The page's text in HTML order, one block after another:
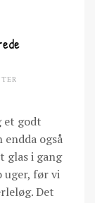
et godt
også
glas i gang
uger, før vi
Det